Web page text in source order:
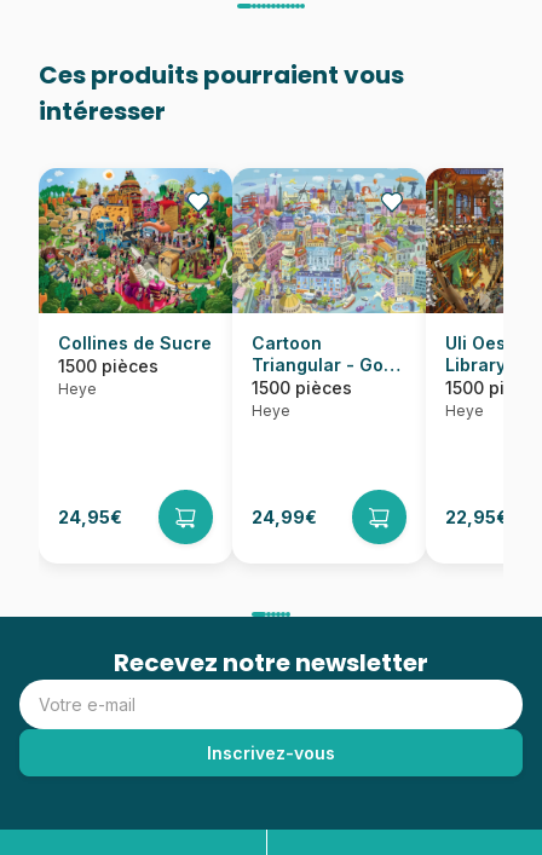
Ces produits pourraient vous
intéresser
Collines de Sucre
1500 pièces
Heye
24,95€
Cartoon
Triangular - Good
Old Europe
1500 pièces
Heye
24,99€
Uli
Library
1500
Heye
22,95€
Recevez notre newsletter